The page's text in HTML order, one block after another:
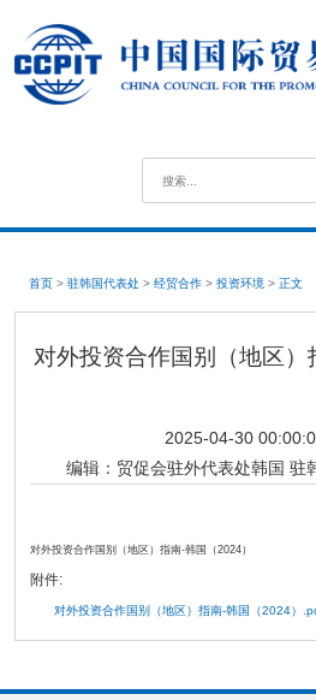
首页 > 驻韩国代表处 > 经贸合作 > 投资环境 > 正文
对外投资合作国别（地区）
2025-04-30
编辑： 贸促会驻外代表处韩国 驻
对外投资合作国别（地区）指南-韩国（2024）
附件:
对外投资合作国别（地区）指南-韩国（2024）